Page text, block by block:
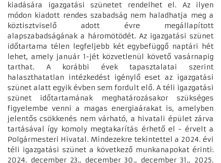
kiadására igazgatási szünetet rendelhet el. Az ilyen
módon kiadott rendes szabadság nem haladhatja meg a
köztisztviselő adott évre megállapított
alapszabadságának a háromötödét. Az igazgatási szünet
időtartama télen legfeljebb két egybefüggő naptári hét
lehet, amely január 1-jét közvetlenül követő vasárnapig
tarthat. A korábbi évek tapasztalatai szerint
halaszthatatlan intézkedést igénylő eset az igazgatási
szünet alatt egyik évben sem fordult elő. A téli igazgatási
szünet időtartamának meghatározásakor szükséges
figyelembe venni a magas energiaárakat is, amelyben
jelentős csökkenés nem várható, a hivatali épület zárva
tartásával így komoly megtakarítás érhető el - érvelt a
Polgármesteri Hivatal. Mindezekre tekintettel a 2024. évi
téli igazgatási szünet a következő munkanapokat érinti:
2024. december 23., december 30., december 31., 2025.